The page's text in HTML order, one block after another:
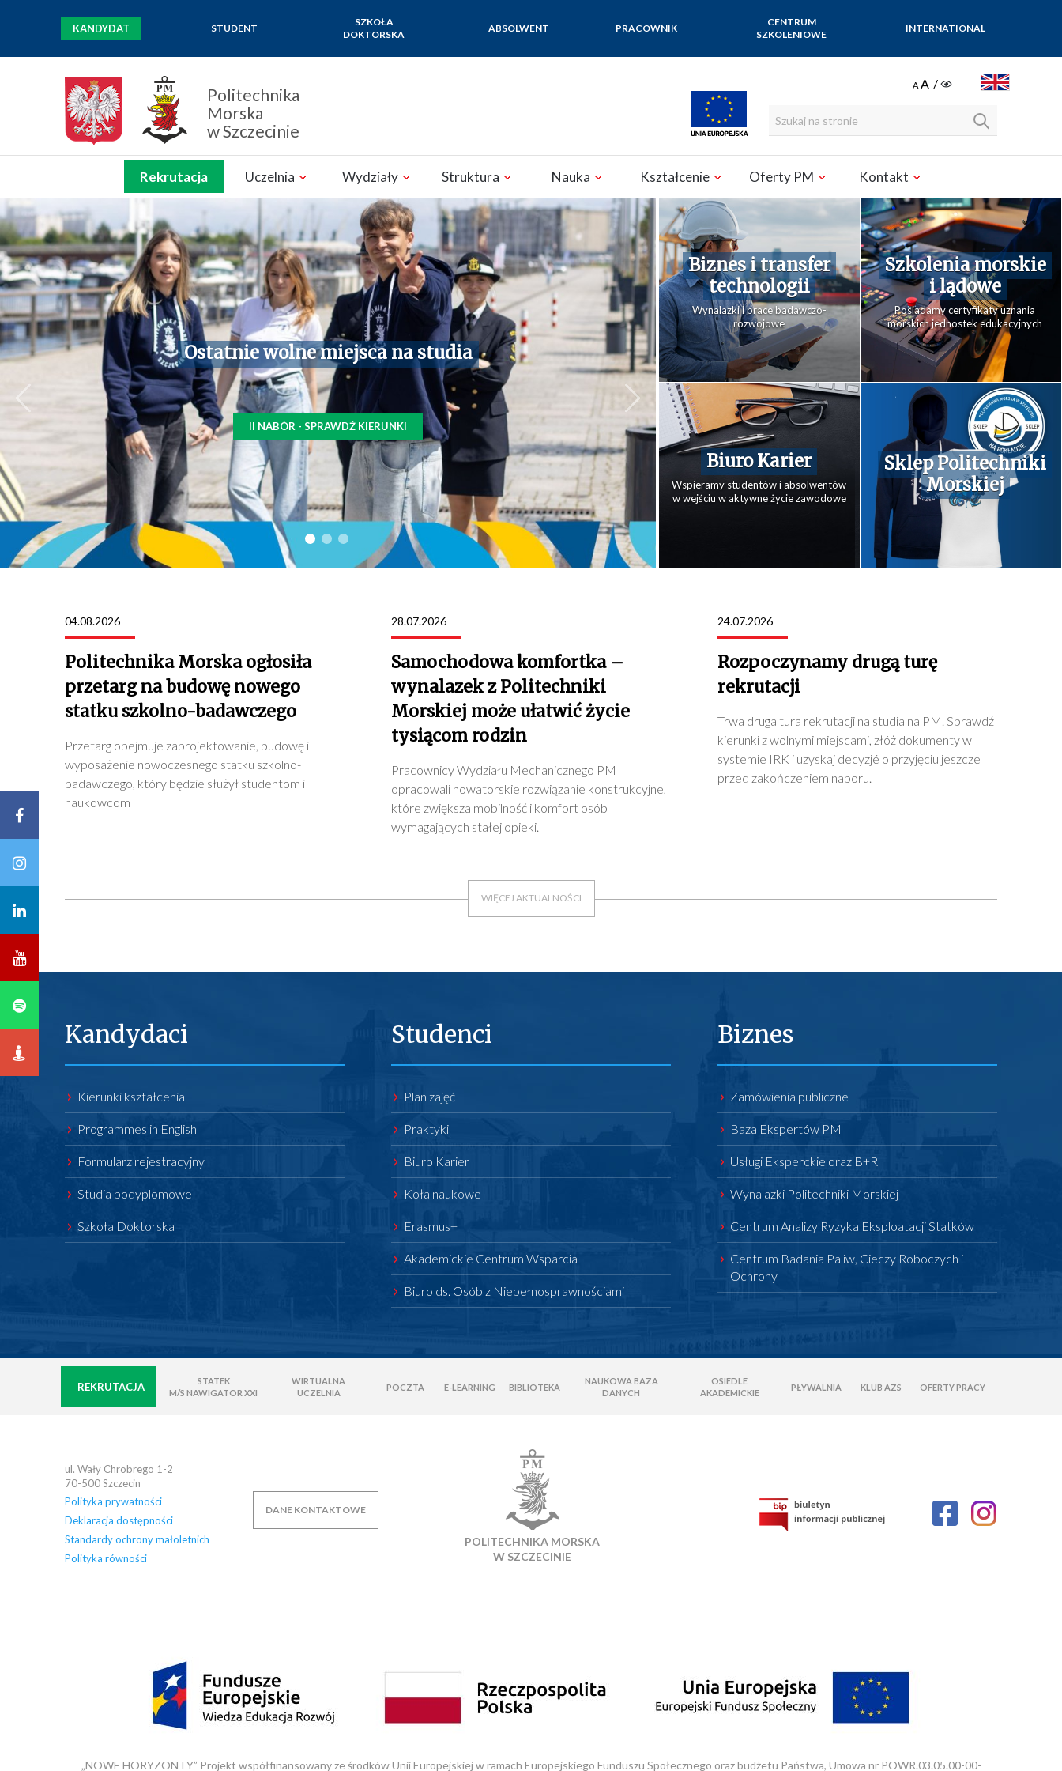
KANDYDAT STUDENT
SZKOŁA
DOKTORSKA
ABSOLWENT PRACOWNIK
CENTRUM
SZKOLENIOWE
INTERNATIONAL
Politechnika
Morska
w Szczecinie
Rekrutacja Uczelnia Wydziały Struktura Nauka Kształcenie Oferty PM Kontakt
Zamknij nawigację
Ostatnie wolne miejsca na studia
II NABÓR - SPRAWDŹ KIERUNKI
Wybierz kierunek dla siebie
Biznes i transfer
technologii
Wynalazki i prace badawczo-
rozwojowe
Szkolenia morskie
i lądowe
Posiadamy certyfikaty uznania
morskich jednostek edukacyjnych
Biuro Karier
Wspieramy studentów i absolwentów
w wejściu w aktywne życie zawodowe
Sklep Politechniki
Morskiej
04.08.2026
Politechnika Morska ogłosiła
przetarg na budowę nowego
statku szkolno-badawczego
Przetarg obejmuje zaprojektowanie, budowę i
wyposażenie nowoczesnego statku szkolno-
badawczego, który będzie służył studentom i
naukowcom
28.07.2026
Samochodowa komfortka –
wynalazek z Politechniki
Morskiej może ułatwić życie
tysiącom rodzin
Pracownicy Wydziału Mechanicznego PM
opracowali nowatorskie rozwiązanie konstrukcyjne,
które zwiększa mobilność i komfort osób
wymagających stałej opieki.
24.07.2026
Rozpoczynamy drugą turę
rekrutacji
Trwa druga tura rekrutacji na studia na PM. Sprawdź
kierunki z wolnymi miejscami, złóż dokumenty w
systemie IRK i uzyskaj decyzjé o przyjęciu jeszcze
przed zakończeniem naboru.
WIĘCEJ AKTUALNOŚCI
Kandydaci
Kierunki kształcenia
Programmes in English
Formularz rejestracyjny
Studia podyplomowe
Szkoła Doktorska
Studenci
Plan zajęć
Praktyki
Biuro Karier
Koła naukowe
Erasmus+
Akademickie Centrum Wsparcia
Biuro ds. Osób z Niepełnosprawnościami
Biznes
Zamówienia publiczne
Baza Ekspertów PM
Usługi Eksperckie oraz B+R
Wynalazki Politechniki Morskiej
Centrum Analizy Ryzyka Eksploatacji Statków
Centrum Badania Paliw, Cieczy Roboczych i
Ochrony
REKRUTACJA
STATEK
M/S NAWIGATOR XXI
WIRTUALNA
UCZELNIA
POCZTA E-LEARNING BIBLIOTEKA
NAUKOWA BAZA
DANYCH
OSIEDLE
AKADEMICKIE
PŁYWALNIA KLUB AZS OFERTY PRACY
POLITECHNIKA MORSKA
W SZCZECINIE
ul. Wały Chrobrego 1-2
70-500Szczecin
Polityka prywatności
Deklaracja dostępności
Standardy ochrony małoletnich
Polityka równości
DANE KONTAKTOWE
„NOWE HORYZONTY” Projekt współfinansowany ze środków Unii Europejskiej w ramach Europejskiego Funduszu Społecznego oraz budżetu Państwa, Umowa nr POWR.03.05.00-00-